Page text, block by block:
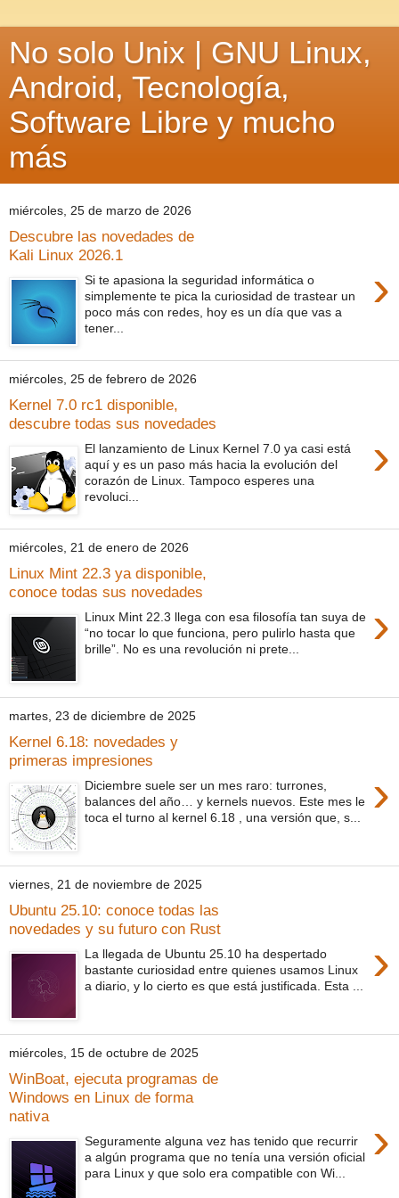
No solo Unix | GNU Linux,
Android, Tecnología,
Software Libre y mucho
más
miércoles, 25 de marzo de 2026
Descubre las novedades de
Kali Linux 2026.1
›
Si te apasiona la seguridad informática o
simplemente te pica la curiosidad de trastear un
poco más con redes, hoy es un día que vas a
tener...
miércoles, 25 de febrero de 2026
Kernel 7.0 rc1 disponible,
descubre todas sus novedades
›
El lanzamiento de Linux Kernel 7.0 ya casi está
aquí y es un paso más hacia la evolución del
corazón de Linux. Tampoco esperes una
revoluci...
miércoles, 21 de enero de 2026
Linux Mint 22.3 ya disponible,
conoce todas sus novedades
›
Linux Mint 22.3 llega con esa filosofía tan suya de
“no tocar lo que funciona, pero pulirlo hasta que
brille”. No es una revolución ni prete...
martes, 23 de diciembre de 2025
Kernel 6.18: novedades y
primeras impresiones
›
Diciembre suele ser un mes raro: turrones,
balances del año… y kernels nuevos. Este mes le
toca el turno al kernel 6.18 , una versión que, s...
viernes, 21 de noviembre de 2025
Ubuntu 25.10: conoce todas las
novedades y su futuro con Rust
›
La llegada de Ubuntu 25.10 ha despertado
bastante curiosidad entre quienes usamos Linux
a diario, y lo cierto es que está justificada. Esta ...
miércoles, 15 de octubre de 2025
WinBoat, ejecuta programas de
Windows en Linux de forma
nativa
›
Seguramente alguna vez has tenido que recurrir
a algún programa que no tenía una versión oficial
para Linux y que solo era compatible con Wi...